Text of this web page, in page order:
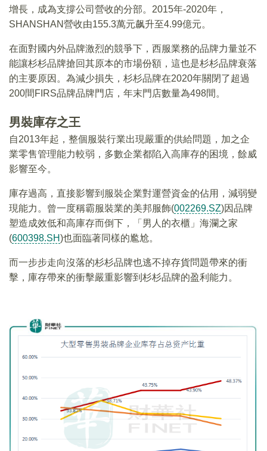
增長，成為支撐公司營收的分部。2015年-2020年，
SHANSHAN營收由155.3萬元飙升至4.99億元。
在面對國内外品牌激烈的競爭下，西服業務的品牌力量並不
能讓杉杉品牌搶回其原本的市場份額，這也是杉杉品牌衰落
的主要原因。為減少損失，杉杉品牌在2020年關閉了超過
200間FIRS品牌品牌門店，年末門店數量為498間。
男裝庫存之王
自2013年起，整個服裝行業出現嚴重的供給問題，加之企
業零售管理能力較弱，多數企業都陷入高庫存的困境，餘威
影響至今。
庫存過高，直接影響到服裝企業對運營資金的佔用，減弱變
現能力。曾一度稱霸服裝業的美邦服飾(002269.SZ)因品牌
塑造成效低和高庫存而倒下，「男人的衣櫃」海瀾之家
(600398.SH)也面臨著同樣的尷尬。
而一步步走向沒落的杉杉品牌也逃不掉存貨問題帶來的衝
擊，庫存帶來的衝擊嚴重影響到杉杉品牌的盈利能力。